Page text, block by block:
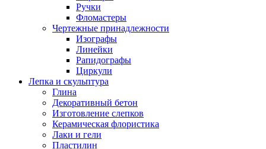
Ручки
Фломастеры
Чертежные принадлежности
Изографы
Линейки
Рапидографы
Циркули
Лепка и скульптура
Глина
Декоративный бетон
Изготовление слепков
Керамическая флористика
Лаки и гели
Пластилин